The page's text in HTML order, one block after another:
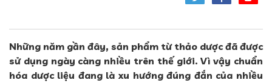
Những năm gần đây, sản phẩm từ thảo dược đã được
sử dụng ngày càng nhiều trên thế giới. Vì vậy chuẩn
hóa dược liệu đang là xu hướng đúng đắn của nhiều